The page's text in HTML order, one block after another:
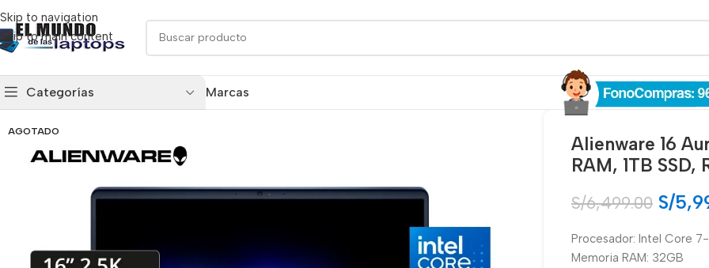
Skip to navigation
Skip to main content
Categorías Marcas
AGOTADO
Alienware 16
RAM, 1TB SSD,
S/6,499.00 S/
Procesador: Intel Core
Memoria RAM: 32GB